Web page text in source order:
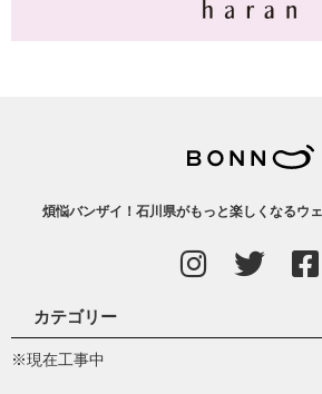
煩悩バンザイ！石川県がもっと楽しくなるウ
カテゴリー
※現在工事中